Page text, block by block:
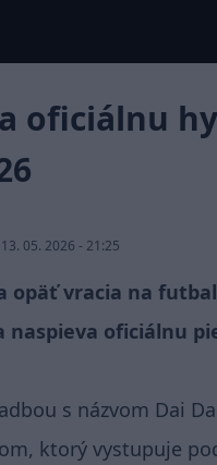
oficiálnu
05. 2026 - 21:25
opäť vracia na
oficiálnu
s názvom Dai
ktorý vystupuje